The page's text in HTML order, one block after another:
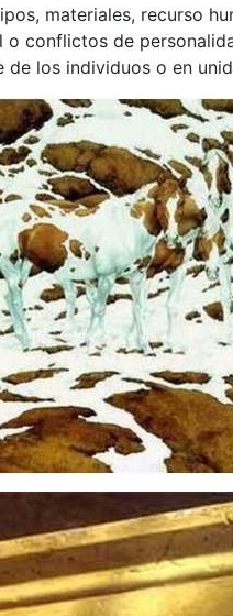
materiales, recurso
o conflictos de
de los individuos o en